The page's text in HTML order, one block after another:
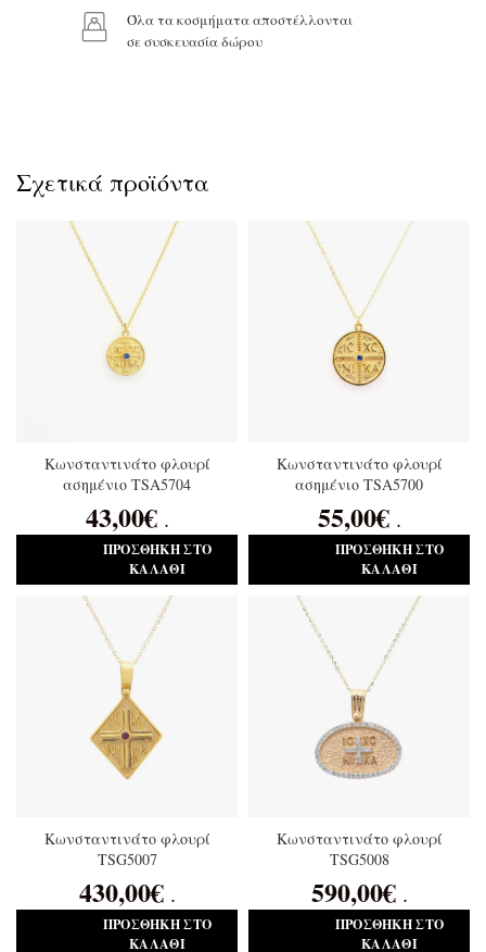
Όλα τα κοσμήματα αποστέλλονται
σε συσκευασία δώρου
Σχετικά προϊόντα
Κωνσταντινάτο φλουρί
ασημένιο TSA5704
43,00€ .
ΠΡΟΣΘΉΚΗ ΣΤΟ
ΚΑΛΆΘΙ
Κωνσταντινάτο φλουρί
ασημένιο TSA5700
55,00€ .
ΠΡΟΣΘΉΚΗ ΣΤΟ
ΚΑΛΆΘΙ
Κωνσταντινάτο φλουρί
TSG5007
430,00€ .
ΠΡΟΣΘΉΚΗ ΣΤΟ
ΚΑΛΆΘΙ
Κωνσταντινάτο φλουρί
TSG5008
590,00€ .
ΠΡΟΣΘΉΚΗ ΣΤΟ
ΚΑΛΆΘΙ